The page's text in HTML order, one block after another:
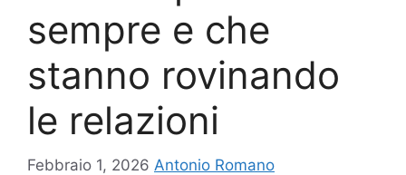
sempre e che
stanno rovinando
le relazioni
Febbraio 1, 2026 Antonio Romano